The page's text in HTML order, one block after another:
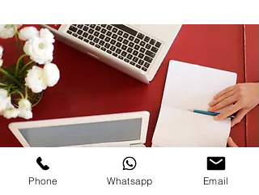
Phone Whatsapp Email